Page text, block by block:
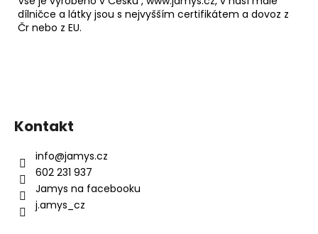
dílničce a látky jsou s nejvyšším certifikátem a dovoz z
Čr nebo z EU.
Kontakt
info@jamys.cz
602 231 937
Jamys na facebooku
j.amys_cz